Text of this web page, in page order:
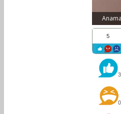
5
3
0